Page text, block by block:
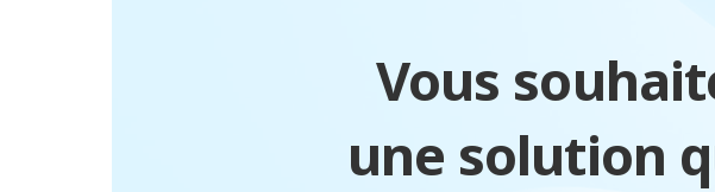
Vous
une solution